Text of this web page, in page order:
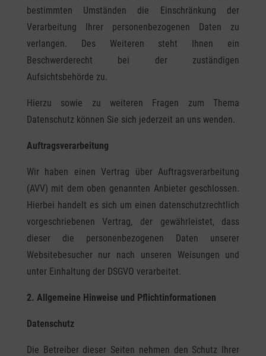
bestimmten Umständen die Einschränkung der
Verarbeitung Ihrer personenbezogenen Daten zu
verlangen. Des Weiteren steht Ihnen ein
Beschwerderecht bei der zuständigen
Aufsichtsbehörde zu.
Hierzu sowie zu weiteren Fragen zum Thema
Datenschutz können Sie sich jederzeit an uns wenden.
Auftragsverarbeitung
Wir haben einen Vertrag über Auftragsverarbeitung
(AVV) mit dem oben genannten Anbieter geschlossen.
Hierbei handelt es sich um einen datenschutzrechtlich
vorgeschriebenen Vertrag, der gewährleistet, dass
dieser die personenbezogenen Daten unserer
Websitebesucher nur nach unseren Weisungen und
unter Einhaltung der DSGVO verarbeitet.
2. Allgemeine Hinweise und Pflicht­informationen
Datenschutz
Die Betreiber dieser Seiten nehmen den Schutz Ihrer